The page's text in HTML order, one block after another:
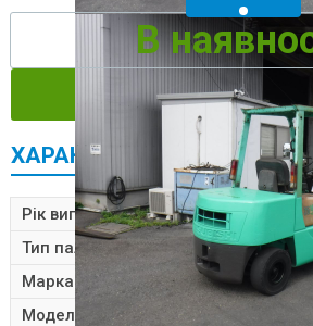
В
ХАРАКТЕРИСТИКИ
Рік виготовлення
1992
Тип пального
Бензин
Марка
Модель